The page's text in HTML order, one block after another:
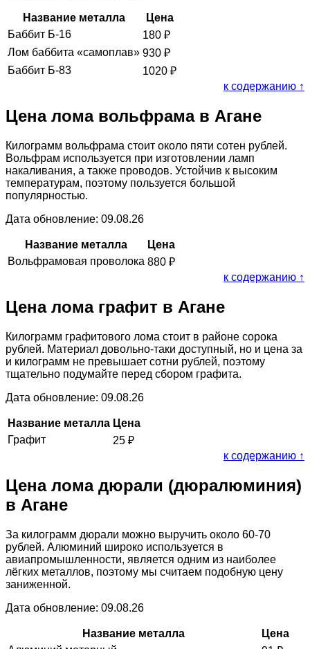
Название металла
Цена
Баббит Б-16
180 ₽
Лом баббита «самоплав» 930 ₽
Баббит Б-83
1020 ₽
к содержанию ↑
Цена лома вольфрама в Агане
Килограмм вольфрама стоит около пяти сотен рублей.
Вольфрам используется при изготовлении ламп
накаливания, а также проводов. Устойчив к высоким
температурам, поэтому пользуется большой
популярностью.
Дата обновление: 09.08.26
Название металла
Цена
Вольфрамовая проволока 880 ₽
к содержанию ↑
Цена лома графит в Агане
Килограмм графитового лома стоит в районе сорока
рублей. Материал довольно-таки доступный, но и цена за
и килограмм не превышает сотни рублей, поэтому
тщательно подумайте перед сбором графита.
Дата обновление: 09.08.26
Название металла Цена
Графит
25 ₽
к содержанию ↑
Цена лома дюрали (дюралюминия)
в Агане
За килограмм дюрали можно выручить около 60-70
рублей. Алюминий широко используется в
авиапромышленности, является одним из наиболее
лёгких металлов, поэтому мы считаем подобную цену
заниженной.
Дата обновление: 09.08.26
Название металла
Цена